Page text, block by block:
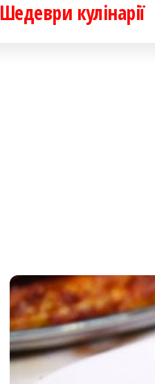
Шедеври кулінарії